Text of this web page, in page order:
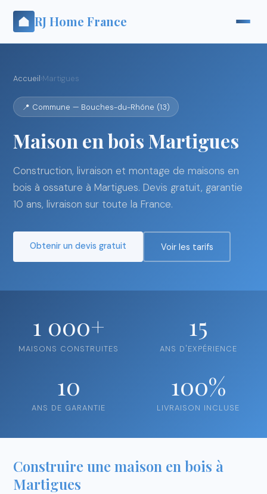
RJ Home France
Accueil›Martigues
📍 Commune — Bouches-du-Rhône (13)
Maison en bois Martigues
Construction, livraison et montage de maisons en
bois à ossature à Martigues. Devis gratuit, garantie
10 ans, livraison sur toute la France.
Obtenir un devis gratuit Voir les tarifs
1 000+
MAISONS CONSTRUITES
15
ANS D'EXPÉRIENCE
10
ANS DE GARANTIE
100%
LIVRAISON INCLUSE
Construire une maison en bois à
Martigues